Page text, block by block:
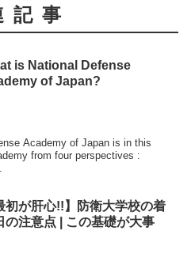
記事
is National Defense
of Japan?
Academy of Japan is in this
from four perspectives :
初が肝心!!】防衛大学校の着
の注意点 | この基礎が大事